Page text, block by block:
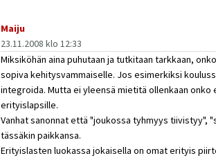
Maiju
23.11.2008 klo 12:33
Miksiköhän aina puhutaan ja tutkitaan tarkkaan,
sopiva kehitysvammaiselle. Jos esimerkiksi
integroida. Mutta ei yleensä mietitä ollenkaan
erityislapsille.
Vanhat sanonnat että "joukossa tyhmyys tiivistyy",
tässäkin paikkansa.
Erityislasten luokassa jokaisella on omat erityis